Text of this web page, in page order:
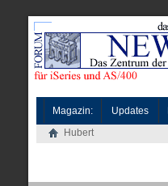
Magazin: Updates
Hubert